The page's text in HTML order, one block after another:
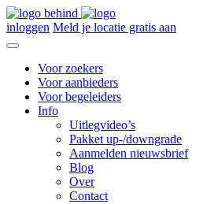
inloggen Meld je locatie gratis aan
Voor zoekers
Voor aanbieders
Voor begeleiders
Info
Uitlegvideo’s
Pakket up-/downgrade
Aanmelden nieuwsbrief
Blog
Over
Contact